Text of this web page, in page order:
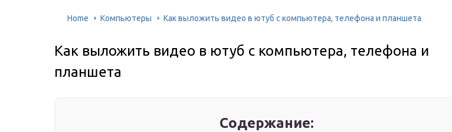
Home Компьютеры Как выложить видео в ютуб с компьютера, телефона и планшета
Как выложить видео в ютуб с компьютера, телефона и
планшета
Содержание: